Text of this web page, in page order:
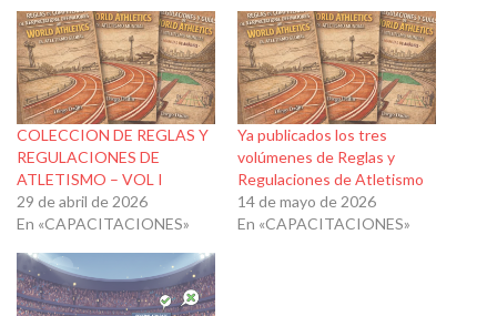
COLECCION DE REGLAS Y
REGULACIONES DE
ATLETISMO – VOL I
29 de abril de 2026
En «CAPACITACIONES»
Ya publicados los tres
volúmenes de Reglas y
Regulaciones de Atletismo
14 de mayo de 2026
En «CAPACITACIONES»